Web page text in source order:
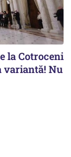
la Cotroceni
variantă! Nu